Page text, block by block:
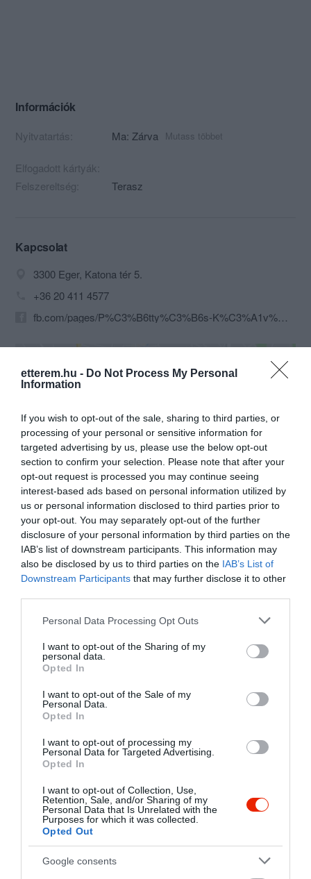
etterem.hu - Do Not Process My Personal
Information
If you wish to opt-out of the sale, sharing to third parties, or
processing of your personal or sensitive information for
targeted advertising by us, please use the below opt-out
section to confirm your selection. Please note that after your
opt-out request is processed you may continue seeing
interest-based ads based on personal information utilized by
us or personal information disclosed to third parties prior to
your opt-out. You may separately opt-out of the further
disclosure of your personal information by third parties on the
IAB’s list of downstream participants. This information may
also be disclosed by us to third parties on the IAB’s List of
Downstream Participants that may further disclose it to other
Please note that this website/app uses one or more Google
not limited to your visit or usage behaviour. You may click to
grant or deny consent to Google and its third-party tags to
use your data for below specified purposes in below Google
consent section.
Personal Data Processing Opt Outs
I want to opt-out of the Sharing of my
personal data.
Opted In
I want to opt-out of the Sale of my
Personal Data.
Opted In
I want to opt-out of processing my
Personal Data for Targeted Advertising.
Opted In
I want to opt-out of Collection, Use,
Retention, Sale, and/or Sharing of my
Personal Data that Is Unrelated with the
Purposes for which it was collected.
Opted Out
Google consents
Információk
Nyitvatartás: Ma: Zárva Mutass többet
Elfogadott kártyák:
Felszereltség:
Terasz
Kapcsolat
3300 Eger, Katona tér 5.
+36 20 411 4577
fb.com/pages/P%C3%B6tty%C3%B6s-K%C3%A1v%C3%A9z%C3%B3/214017161959226?sk=timeline
Probléma jelentése Te vagy a tulajdonos?
Értékelések
5.0 5 1